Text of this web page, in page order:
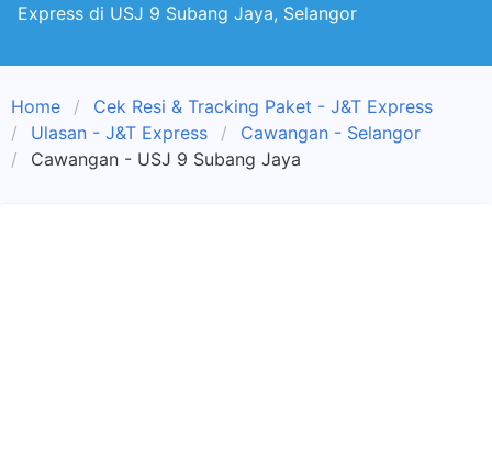
Express di USJ 9 Subang Jaya, Selangor
Home
Cek Resi & Tracking Paket - J&T Express
Ulasan - J&T Express
Cawangan - Selangor
Cawangan - USJ 9 Subang Jaya